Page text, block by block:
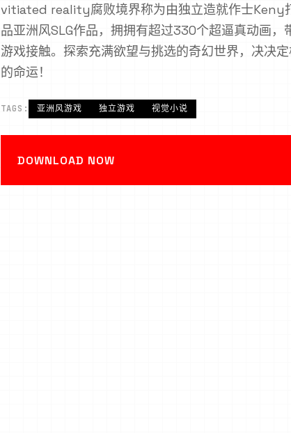
vitiated reality腐败境界称为由独立造就作士Keny
品亚洲风SLG作品，拥拥有超过330个超逼真动画，
游戏接触。探索充满欲望与挑选的奇幻世界，决决
的命运！
TAGS: 亚洲风游戏 独立游戏 视觉小说
DOWNLOAD NOW